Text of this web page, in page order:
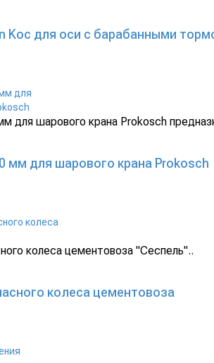
Koc для оси с барабанными
для шарового крана Prokosch
мм для шарового крана Prokosch
колеса цементовоза "Сеспель"..
колеса цементовоза